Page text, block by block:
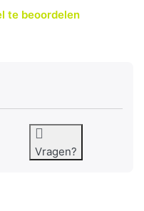
te beoordelen
Vragen?